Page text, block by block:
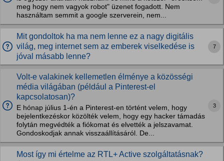
meg hogy nem vagyok robot" üzenet fogadott. Nem
használtam semmit a google szerverein, nem...
Mit gondoltok ha ma nem lenne ez a nagy digitális
világ, meg internet sem az emberek viselkedése is
jóval másabb lenne?
7
Volt-e valakinek kellemetlen élménye a közösségi
média világában (például a Pinterest-el
kapcsolatosan)?
E hónap július 1-én a Pinterest-en történt velem, hogy
bejelentkezéskor közölték velem, hogy egy hacker támadás
folytán megvédték a fiókomat és elvették a jelszavamat.
Gondoskodjak annak visszaállításáról. De...
3
Most így mi értelme az RTL+ Active szolgáltatásnak?